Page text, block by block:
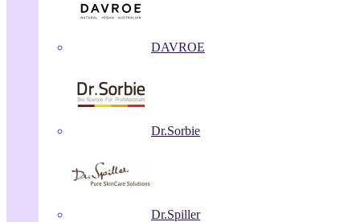
DAVROE
Dr.Sorbie
Dr.Spiller